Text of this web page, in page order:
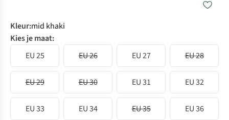
Kleur:mid khaki
Kies je maat:
EU 25
EU 26 EU 27 EU 28
EU 29 EU 30 EU 31 EU 32
EU 33 EU 34 EU 35 EU 36